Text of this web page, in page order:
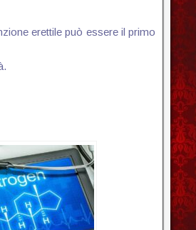
erettile può essere il primo